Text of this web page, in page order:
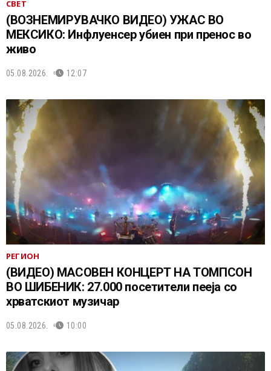
СВЕТ
(ВОЗНЕМИРУВАЧКО ВИДЕО) УЖАС ВО
МЕКСИКО: Инфлуенсер убиен при пренос во
живо
05.08.2026. 12:07
РЕГИОН
(ВИДЕО) МАСОВЕН КОНЦЕРТ НА ТОМПСОН
ВО ШИБЕНИК: 27.000 посетители пееја со
хрватскиот музичар
05.08.2026. 10:00